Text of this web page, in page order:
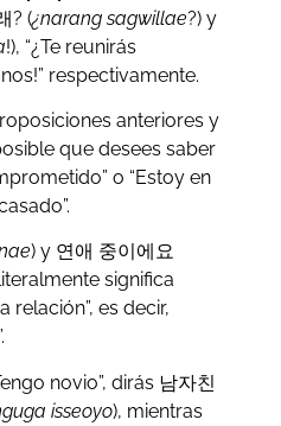
? (¿narang sagwillae?) y
!), “¿Te reunirás
respectivamente.
anteriores y
que desees saber
o “Estoy en
) y 연애 중이에요
significa
relación”, es decir,
novio”, dirás 남자친
isseoyo), mientras